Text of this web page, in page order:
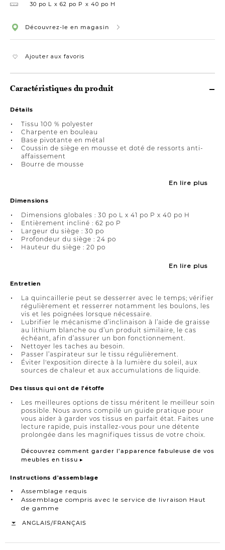
30 po L 62 po P 40 po H
Découvrez-le en magasin
Ajouter aux favoris
Caractéristiques du produit
Détails
Tissu 100 % polyester
Charpente en bouleau
Base pivotante en métal
Coussin de siège en mousse et doté de ressorts anti-
affaissement
Bourre de mousse
En lire plus
Dimensions
Dimensions globales : 30 po L x 41 po P x 40 po H
Entièrement incliné : 62 po P
Largeur du siège : 30 po
Profondeur du siège : 24 po
Hauteur du siège : 20 po
En lire plus
Entretien
La quincaillerie peut se desserrer avec le temps; vérifier
régulièrement et resserrer notamment les boulons, les
vis et les poignées lorsque nécessaire.
Lubrifier le mécanisme d’inclinaison à l’aide de graisse
au lithium blanche ou d’un produit similaire, le cas
échéant, afin d’assurer un bon fonctionnement.
Nettoyer les taches au besoin.
Passer l’aspirateur sur le tissu régulièrement.
Éviter l'exposition directe à la lumière du soleil, aux
sources de chaleur et aux accumulations de liquide.
Des tissus qui ont de l'étoffe
Les meilleures options de tissu méritent le meilleur soin
possible. Nous avons compilé un guide pratique pour
vous aider à garder vos tissus en parfait état. Faites une
lecture rapide, puis installez-vous pour une détente
prolongée dans les magnifiques tissus de votre choix.
Découvrez comment garder l’apparence fabuleuse de vos
meubles en tissu ▸
Instructions d'assemblage
Assemblage requis
Assemblage compris avec le service de livraison Haut
de gamme
ANGLAIS/FRANÇAIS